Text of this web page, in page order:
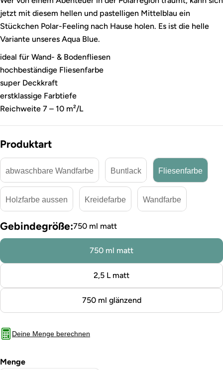
jetzt mit diesem hellen und pastelligen Mittelblau ein
Stückchen Polar-Feeling nach Hause holen. Es ist die helle
Variante unseres Aqua Blue.
ideal für Wand- & Bodenfliesen
hochbeständige Fliesenfarbe
super Deckkraft
erstklassige Farbtiefe
Reichweite 7 – 10 m²/L
Produktart
abwaschbare Wandfarbe Buntlack Fliesenfarbe
Holzfarbe aussen Kreidefarbe Wandfarbe
Gebindegröße:750 ml matt
750 ml matt
2,5 L matt
750 ml glänzend
Deine Menge berechnen
Menge